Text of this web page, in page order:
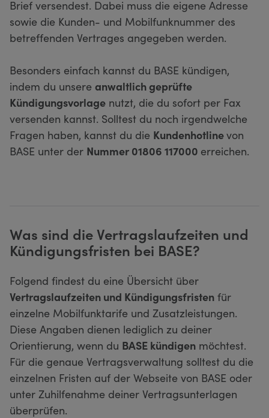
Brief versendest. Dabei muss die eigene Adresse
sowie die Kunden- und Mobilfunknummer des
betreffenden Vertrages angegeben werden.
Besonders einfach kannst du BASE kündigen,
indem du unsere anwaltlich geprüfte
Kündigungsvorlage nutzt, die du sofort per Fax
versenden kannst. Solltest du noch irgendwelche
Fragen haben, kannst du die Kundenhotlinevon
BASE unter der Nummer 01806 117000 erreichen.
Was sind die Vertragslaufzeiten und
Kündigungsfristen bei BASE?
Folgend findest du eine Übersicht über
Vertragslaufzeiten und Kündigungsfristen für
einzelne Mobilfunktarife und Zusatzleistungen.
Diese Angaben dienen lediglich zu deiner
Orientierung, wenn du BASE kündigen möchtest.
Für die genaue Vertragsverwaltung solltest du die
einzelnen Fristen auf der Webseite von BASE oder
unter Zuhilfenahme deiner Vertragsunterlagen
überprüfen.